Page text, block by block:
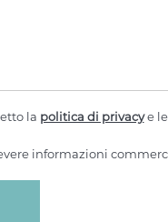
la politica di privacye le
informazioni